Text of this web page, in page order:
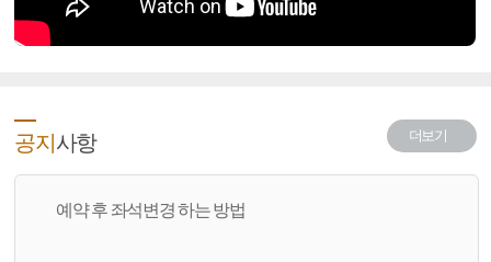
공지 사항 더보기
예약 후 좌석변경 하는 방법